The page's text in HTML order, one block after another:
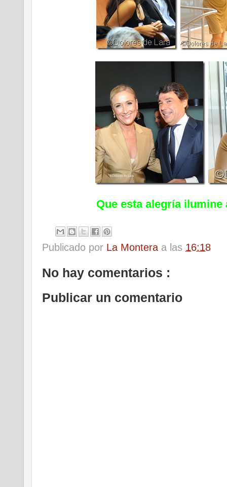
Que esta alegría
Publicado por La Montera a las 16:18
No hay comentarios :
Publicar un comentario